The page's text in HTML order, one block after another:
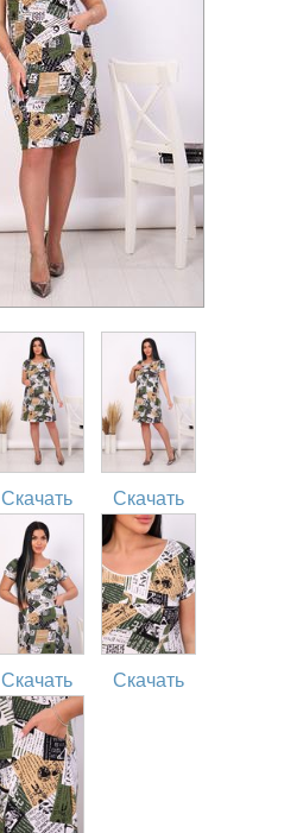
Скачать Скачать
Скачать Скачать